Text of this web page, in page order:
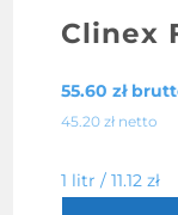
Clinex
55.60zł
45.20 zł netto
1 litr / 11.12zł